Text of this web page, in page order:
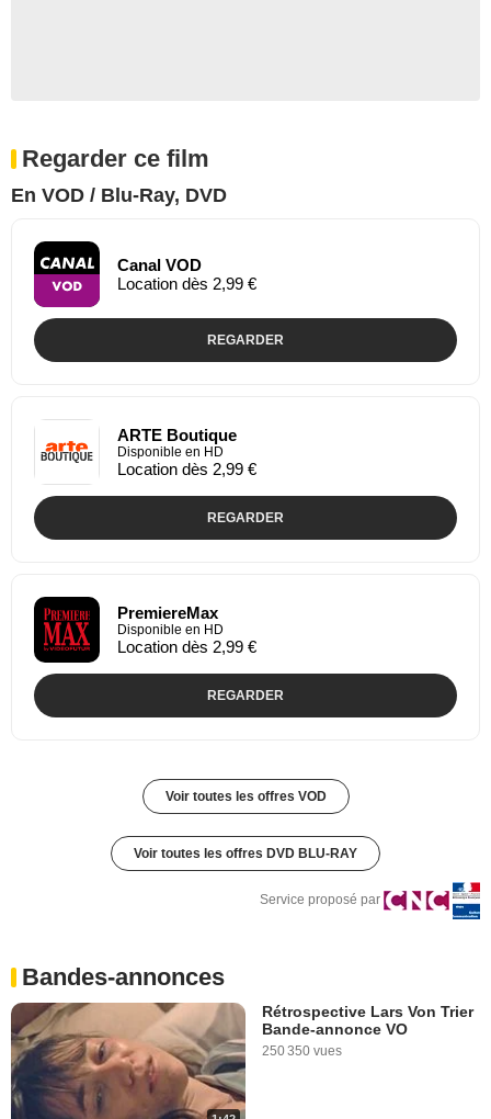
Regarder ce film
En VOD / Blu-Ray, DVD
Canal VOD
Location dès 2,99 €
REGARDER
ARTE Boutique
Disponible en HD
Location dès 2,99 €
REGARDER
PremiereMax
Disponible en HD
Location dès 2,99 €
REGARDER
Voir toutes les offres VOD
Voir toutes les offres DVD BLU-RAY
Service proposé par
Bandes-annonces
Rétrospective Lars Von Trier
Bande-annonce VO
250 350 vues